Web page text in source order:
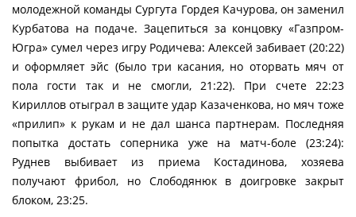
молодежной команды Сургута Гордея Качурова, он заменил
Курбатова на подаче. Зацепиться за концовку «Газпром-
Югра» сумел через игру Родичева: Алексей забивает (20:22)
и оформляет эйс (было три касания, но оторвать мяч от
пола гости так и не смогли, 21:22). При счете 22:23
Кириллов отыграл в защите удар Казаченкова, но мяч тоже
«прилип» к рукам и не дал шанса партнерам. Последняя
попытка достать соперника уже на матч-боле (23:24):
Руднев выбивает из приема Костадинова, хозяева
получают фрибол, но Слободянюк в доигровке закрыт
блоком, 23:25.